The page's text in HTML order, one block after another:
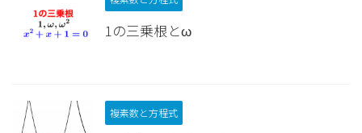
1の三乗根とω
複素数と方程式